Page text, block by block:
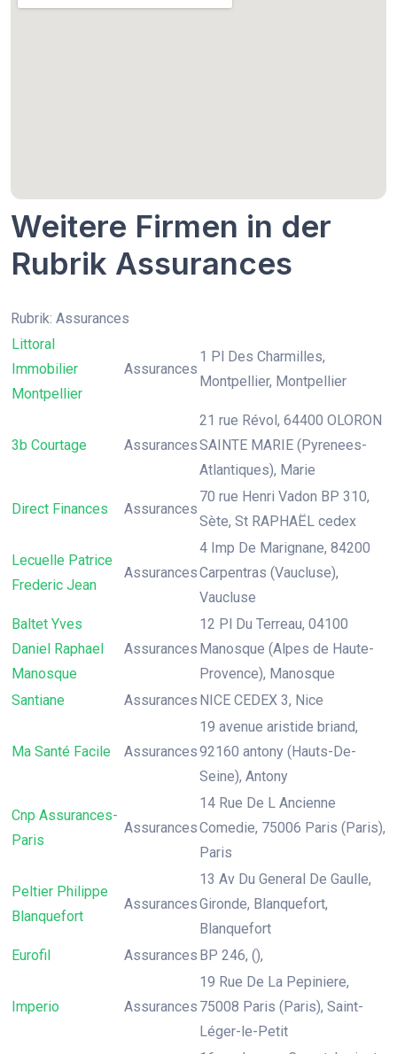
Weitere Firmen in der
Rubrik Assurances
Rubrik: Assurances
Littoral
Immobilier
Montpellier
Assurances
1 Pl Des Charmilles,
Montpellier, Montpellier
3b Courtage Assurances
21 rue Révol, 64400 OLORON
SAINTE MARIE (Pyrenees-
Atlantiques), Marie
Direct Finances Assurances
70 rue Henri Vadon BP 310,
Sète, St RAPHAËL cedex
Lecuelle Patrice
Frederic Jean
Assurances
4 Imp De Marignane, 84200
Carpentras (Vaucluse),
Vaucluse
Baltet Yves
Daniel Raphael
Manosque
Assurances
12 Pl Du Terreau, 04100
Manosque (Alpes de Haute-
Provence), Manosque
Santiane
Assurances NICE CEDEX 3, Nice
Ma Santé Facile Assurances
19 avenue aristide briand,
92160 antony (Hauts-De-
Seine), Antony
Cnp Assurances-
Paris
Assurances
14 Rue De L Ancienne
Comedie, 75006 Paris (Paris),
Paris
Peltier Philippe
Blanquefort
Assurances
13 Av Du General De Gaulle,
Gironde, Blanquefort,
Blanquefort
Eurofil
Assurances BP 246, (),
Imperio Assurances
19 Rue De La Pepiniere,
75008 Paris (Paris), Saint-
Léger-le-Petit